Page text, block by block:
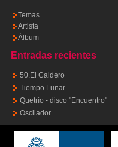
Temas
Artista
Álbum
Entradas recientes
50.El Caldero
Tiempo Lunar
Quetrío - disco "Encuentro"
Oscilador